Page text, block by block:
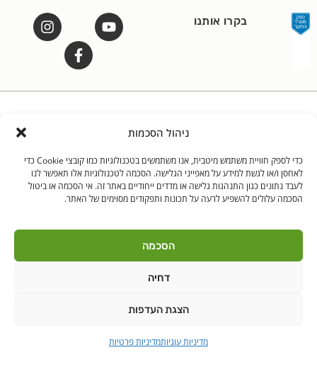
ניהול הסכמות
כדי לספק חוויית משתמש מיטבית, אנו משתמשים בטכנולוגיות כמו קובצי Cookie כדי
לאחסן ו/או לגשת למידע על מאפייני הגלישה. הסכמה לטכנולוגיות אלו תאפשר לנו
לעבד נתונים כגון התנהגות גלישה או מדדים ייחודיים באתר זה. אי הסכמה או ביטול
הסכמה עלולים להשפיע לרעה על תכונות ותפקודים מסוימים של האתר.
הסכמה
דחיה
הצגת העדפות
מדיניות עוגיותמדיניות פרטיות
בקרו אותנו
הודה"ש ברקן